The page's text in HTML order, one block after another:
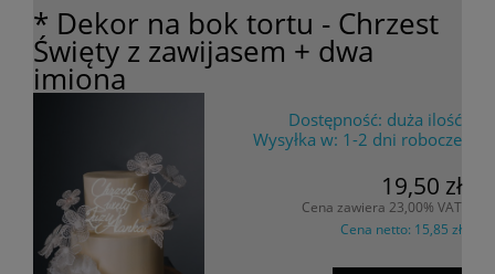
* Dekor na bok tortu - Chrzest
Święty z zawijasem + dwa
imiona
Dostępność: duża ilość
Wysyłka w: 1-2 dni robocze
19,50 zł
Cena zawiera 23,00% VAT
Cena netto: 15,85 zł